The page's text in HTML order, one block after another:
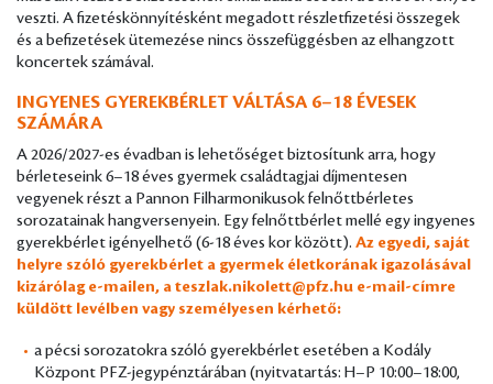
veszti. A fizetéskönnyítésként megadott részletfizetési összegek
és a befizetések ütemezése nincs összefüggésben az elhangzott
koncertek számával.
INGYENES GYEREKBÉRLET VÁLTÁSA 6–18 ÉVESEK
SZÁMÁRA
A 2026/2027-es évadban is lehetőséget biztosítunk arra, hogy
bérleteseink 6–18 éves gyermek családtagjai díjmentesen
vegyenek részt a Pannon Filharmonikusok felnőttbérletes
sorozatainak hangversenyein. Egy felnőttbérlet mellé egy ingyenes
gyerekbérlet igényelhető (6-18 éves kor között). Az egyedi, saját
helyre szóló gyerekbérlet a gyermek életkorának igazolásával
kizárólag e-mailen, ateszlak.nikolett@pfz.hu e-mail-címre
küldött levélben vagy személyesen kérhető:
a pécsi sorozatokra szóló gyerekbérlet esetében a Kodály
Központ PFZ-jegypénztárában (nyitvatartás: H–P 10:00–18:00,